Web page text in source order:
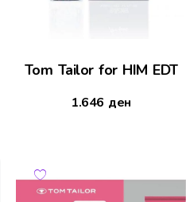
Tom Tailor for HIM EDT
1.646 ден